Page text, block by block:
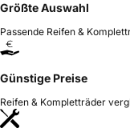
Größte Auswahl
Passende Reifen &
Günstige Preise
Reifen & Kompletträder